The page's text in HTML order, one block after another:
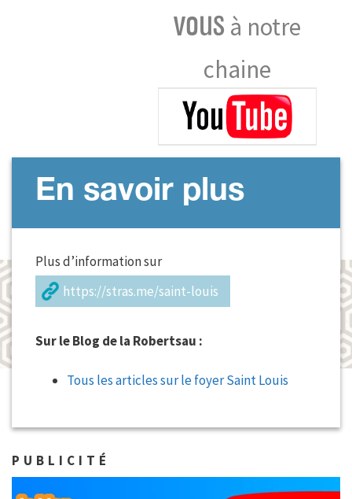
vous à notre
chaine
En savoir plus
Plus d’information sur
https://stras.me/saint-louis
Sur le Blog de la Robertsau :
Tous les articles sur le foyer Saint Louis
PUBLICITÉ